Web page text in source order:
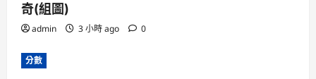
奇(組圖)
admin 3 小時 ago 0
分數